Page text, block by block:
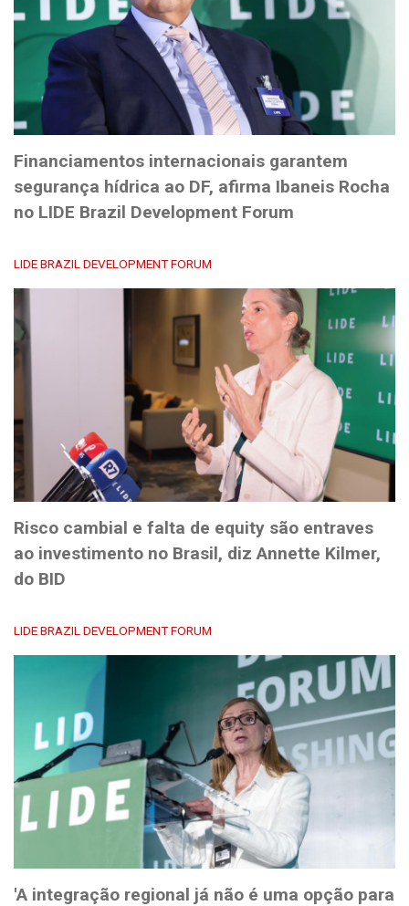
Financiamentos internacionais garantem
segurança hídrica ao DF, afirma Ibaneis Rocha
no LIDE Brazil Development Forum
LIDE BRAZIL DEVELOPMENT FORUM
Risco cambial e falta de equity são entraves
ao investimento no Brasil, diz Annette Kilmer,
do BID
LIDE BRAZIL DEVELOPMENT FORUM
'A integração regional já não é uma opção para